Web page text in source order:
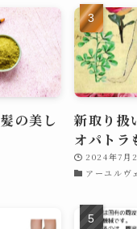
の美し
新取り
オパトラ
2024年7月
アーユルヴ